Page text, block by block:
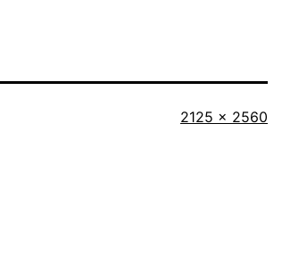
Originalgröße
2125 × 2560